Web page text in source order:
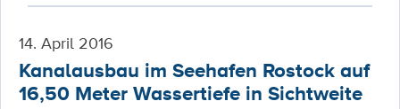
14. April 2016
Kanalausbau im Seehafen Rostock auf
16,50 Meter Wassertiefe in Sichtweite